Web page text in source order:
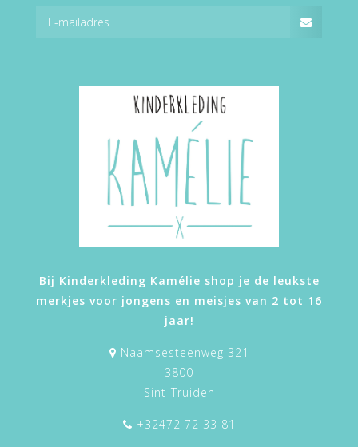
Bij Kinderkleding Kamélie shop je de leukste
merkjes voor jongens en meisjes van 2 tot 16
jaar!
Naamsesteenweg 321
3800
Sint-Truiden
+32472 72 33 81